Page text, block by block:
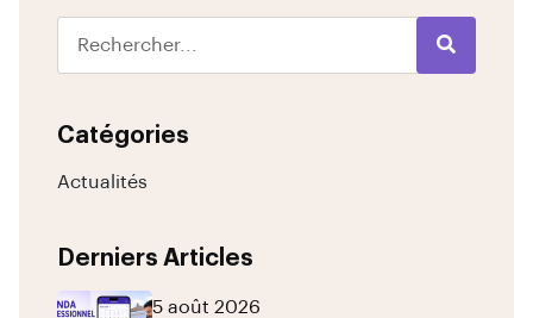
Catégories
Actualités
Derniers Articles
5 août 2026